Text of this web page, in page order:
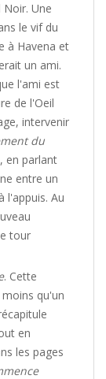
Une
le vif du
à Havena et
un ami.
l'ami est
de l'Oeil
intervenir
du
en parlant
entre un
l'appuis. Au
tour
. Cette
qu'un
en
les pages